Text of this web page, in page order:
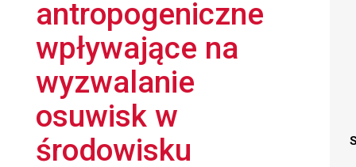
antropogeniczne
wpływające na
wyzwalanie
osuwisk w
środowisku